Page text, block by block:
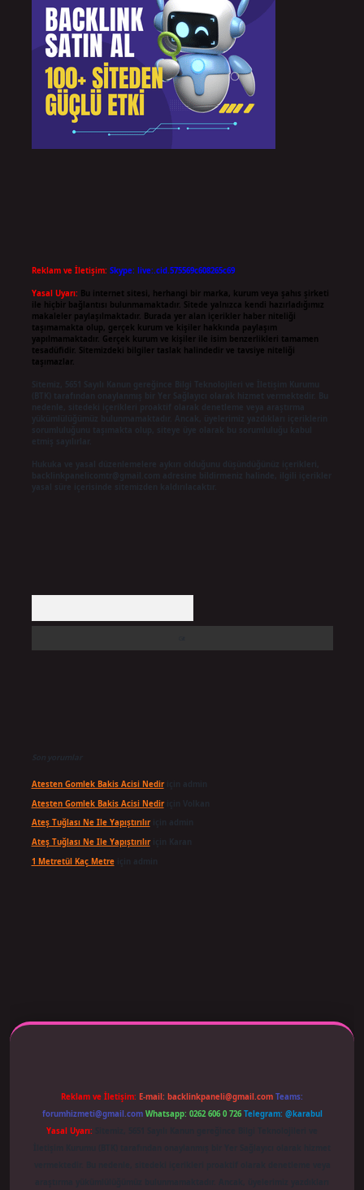
Reklam ve İletişim: Skype: live:.cid.575569c608265c69
Yasal Uyarı: Bu internet sitesi, herhangi bir marka, kurum veya şahıs şirketi
ile hiçbir bağlantısı bulunmamaktadır. Sitede yalnızca kendi hazırladığımız
makaleler paylaşılmaktadır. Burada yer alan içerikler haber niteliği
taşımamakta olup, gerçek kurum ve kişiler hakkında paylaşım
yapılmamaktadır. Gerçek kurum ve kişiler ile isim benzerlikleri tamamen
tesadüfidir. Sitemizdeki bilgiler taslak halindedir ve tavsiye niteliği
taşımazlar.
Sitemiz, 5651 Sayılı Kanun gereğince Bilgi Teknolojileri ve İletişim Kurumu
(BTK) tarafından onaylanmış bir Yer Sağlayıcı olarak hizmet vermektedir. Bu
nedenle, sitedeki içerikleri proaktif olarak denetleme veya araştırma
yükümlülüğümüz bulunmamaktadır. Ancak, üyelerimiz yazdıkları içeriklerin
Hukuka ve yasal düzenlemelere aykırı olduğunu düşündüğünüz içerikleri,
Son yorumlar
Atesten Gomlek Bakis Acisi Nediriçin
Atesten Gomlek Bakis Acisi Nediriçin
Ateş Tuğlası Ne Ile Yapıştırılıriçin
Ateş Tuğlası Ne Ile Yapıştırılıriçin
1 Metretül Kaç Metreiçin
Reklam ve İletişim: E-mail: backlinkpaneli@gmail.com Teams:
forumhizmeti@gmail.com Whatsapp: 0262 606 0 726 Telegram: @karabul
Yasal Uyarı: